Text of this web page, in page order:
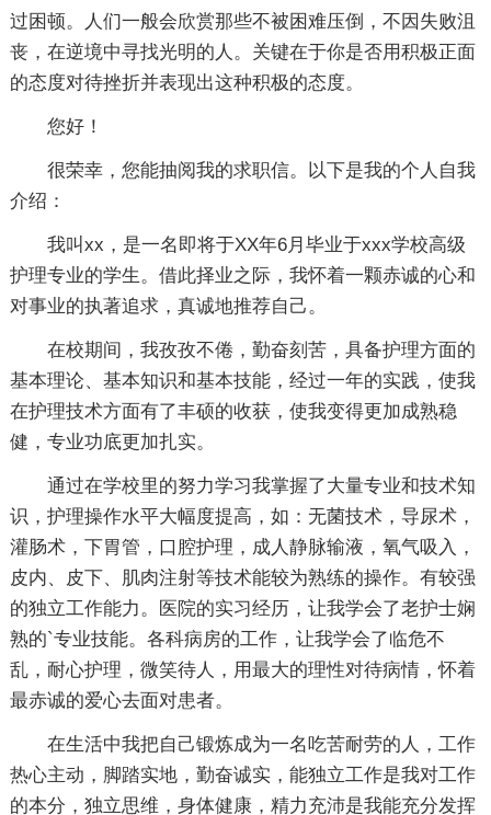
过困顿。人们一般会欣赏那些不被困难压倒，不因失败沮
丧，在逆境中寻找光明的人。关键在于你是否用积极正面
的态度对待挫折并表现出这种积极的态度。
您好！
很荣幸，您能抽阅我的求职信。以下是我的个人自我
介绍：
我叫xx，是一名即将于XX年6月毕业于xxx学校高级
护理专业的学生。借此择业之际，我怀着一颗赤诚的心和
对事业的执著追求，真诚地推荐自己。
在校期间，我孜孜不倦，勤奋刻苦，具备护理方面的
基本理论、基本知识和基本技能，经过一年的实践，使我
在护理技术方面有了丰硕的收获，使我变得更加成熟稳
健，专业功底更加扎实。
通过在学校里的努力学习我掌握了大量专业和技术知
识，护理操作水平大幅度提高，如：无菌技术，导尿术，
灌肠术，下胃管，口腔护理，成人静脉输液，氧气吸入，
皮内、皮下、肌肉注射等技术能较为熟练的操作。有较强
的独立工作能力。医院的实习经历，让我学会了老护士娴
熟的`专业技能。各科病房的工作，让我学会了临危不
乱，耐心护理，微笑待人，用最大的理性对待病情，怀着
最赤诚的爱心去面对患者。
在生活中我把自己锻炼成为一名吃苦耐劳的人，工作
热心主动，脚踏实地，勤奋诚实，能独立工作是我对工作
的本分，独立思维，身体健康，精力充沛是我能充分发挥